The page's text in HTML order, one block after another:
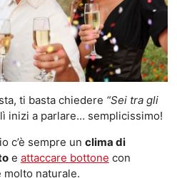
ti basta chiedere “Sei tra gli
inizi a parlare… semplicissimo!
c’è sempre un clima di
e attaccare bottone con
naturale.